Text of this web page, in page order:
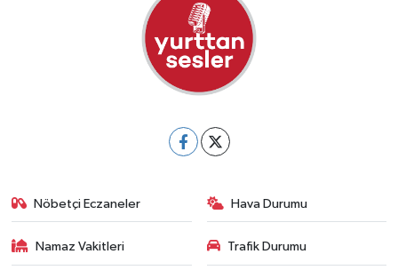
Nöbetçi Eczaneler Hava Durumu
Namaz Vakitleri Trafik Durumu